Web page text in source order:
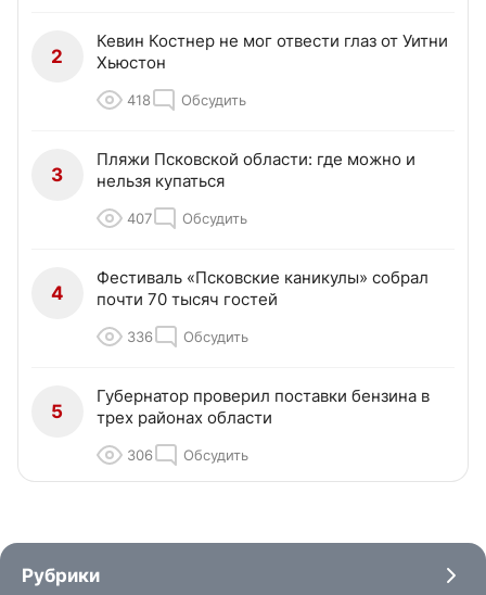
2
Кевин Костнер не мог отвести глаз от Уитни
Хьюстон
418 Обсудить
3
Пляжи Псковской области: где можно и
нельзя купаться
407 Обсудить
4
Фестиваль «Псковские каникулы» собрал
почти 70 тысяч гостей
336 Обсудить
5
Губернатор проверил поставки бензина в
трех районах области
306 Обсудить
Рубрики